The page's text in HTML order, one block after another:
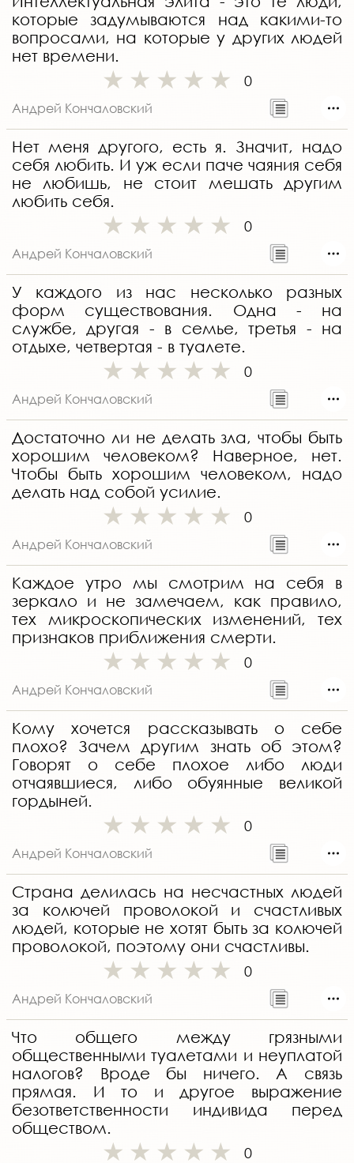
которые задумываются над какими-то
вопросами, на которые у других людей
нет времени.
0
Андрей Кончаловский
Нет меня другого, есть я. Значит, надо
себя любить. И уж если паче чаяния себя
не любишь, не стоит мешать другим
любить себя.
0
Андрей Кончаловский
У каждого из нас несколько разных
форм существования. Одна - на
службе, другая - в семье, третья - на
отдыхе, четвертая - в туалете.
0
Андрей Кончаловский
Достаточно ли не делать зла, чтобы быть
хорошим человеком? Наверное, нет.
Чтобы быть хорошим человеком, надо
делать над собой усилие.
0
Андрей Кончаловский
Каждое утро мы смотрим на себя в
зеркало и не замечаем, как правило,
тех микроскопических изменений, тех
признаков приближения смерти.
0
Андрей Кончаловский
Кому хочется рассказывать о себе
плохо? Зачем другим знать об этом?
Говорят о себе плохое либо люди
отчаявшиеся, либо обуянные великой
гордыней.
0
Андрей Кончаловский
Страна делилась на несчастных людей
за колючей проволокой и счастливых
людей, которые не хотят быть за колючей
проволокой, поэтому они счастливы.
0
Андрей Кончаловский
Что общего между грязными
общественными туалетами и неуплатой
налогов? Вроде бы ничего. А связь
прямая. И то и другое выражение
безответственности индивида перед
обществом.
0